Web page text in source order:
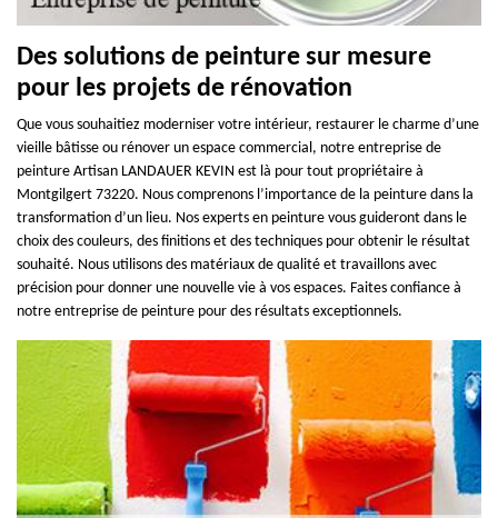
Des solutions de peinture sur mesure
pour les projets de rénovation
Que vous souhaitiez moderniser votre intérieur, restaurer le charme d’une
vieille bâtisse ou rénover un espace commercial, notre entreprise de
peinture Artisan LANDAUER KEVIN est là pour tout propriétaire à
Montgilgert 73220. Nous comprenons l’importance de la peinture dans la
transformation d’un lieu. Nos experts en peinture vous guideront dans le
choix des couleurs, des finitions et des techniques pour obtenir le résultat
souhaité. Nous utilisons des matériaux de qualité et travaillons avec
précision pour donner une nouvelle vie à vos espaces. Faites confiance à
notre entreprise de peinture pour des résultats exceptionnels.